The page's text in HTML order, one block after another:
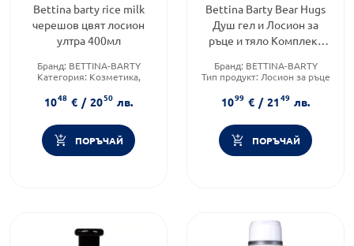
Bettina barty rice milk
черешов цвят лосион
ултра 400мл
Бранд: BETTINA-BARTY
Категория: Козметика,
Форма на продукта: лосион
1048 € / 2050 лв.
ПОРЪЧАЙ
Bettina Barty Bear Hugs
Душ гел и Лосион за
ръце и тяло Комплект
Бранд: BETTINA-BARTY
Тип продукт: Лосион за ръце
комплект
1099 € / 2149 лв.
ПОРЪЧАЙ